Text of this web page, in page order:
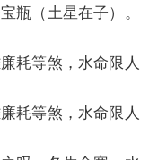
瓶（土星在子）。
耗等煞，水命限人
耗等煞，水命限人